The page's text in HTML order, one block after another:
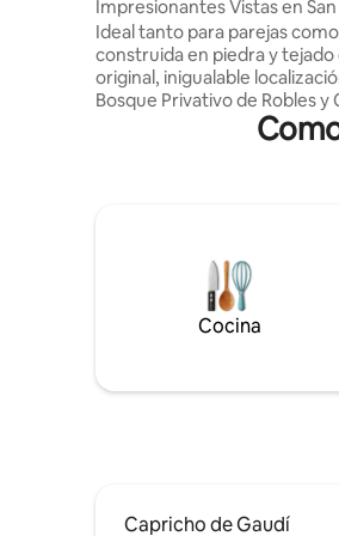
Impresionantes Vistas en
Riomiera
Ideal tanto para parejas
construida en piedra y tejado
original, inigualable
Bosque Privativo de Robles y
con mesa de picnic propia,
para pasear en un entorno
terraza colgado en la ladera
increíbles vistas al valle y las
montañas,igual que toda la
Cocina
Capricho de Gaudí